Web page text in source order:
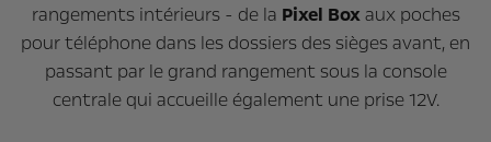
rangements intérieurs - de la Pixel Boxaux poches
pour téléphone dans les dossiers des sièges avant, en
passant par le grand rangement sous la console
centrale qui accueille également une prise 12V.